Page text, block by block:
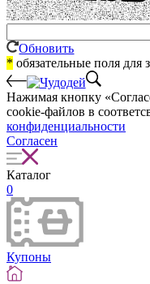
Обновить
* обязательные поля для
Нажимая кнопку
cookie-файлов в
конфиденциальности
Согласен
Каталог
0
Купоны